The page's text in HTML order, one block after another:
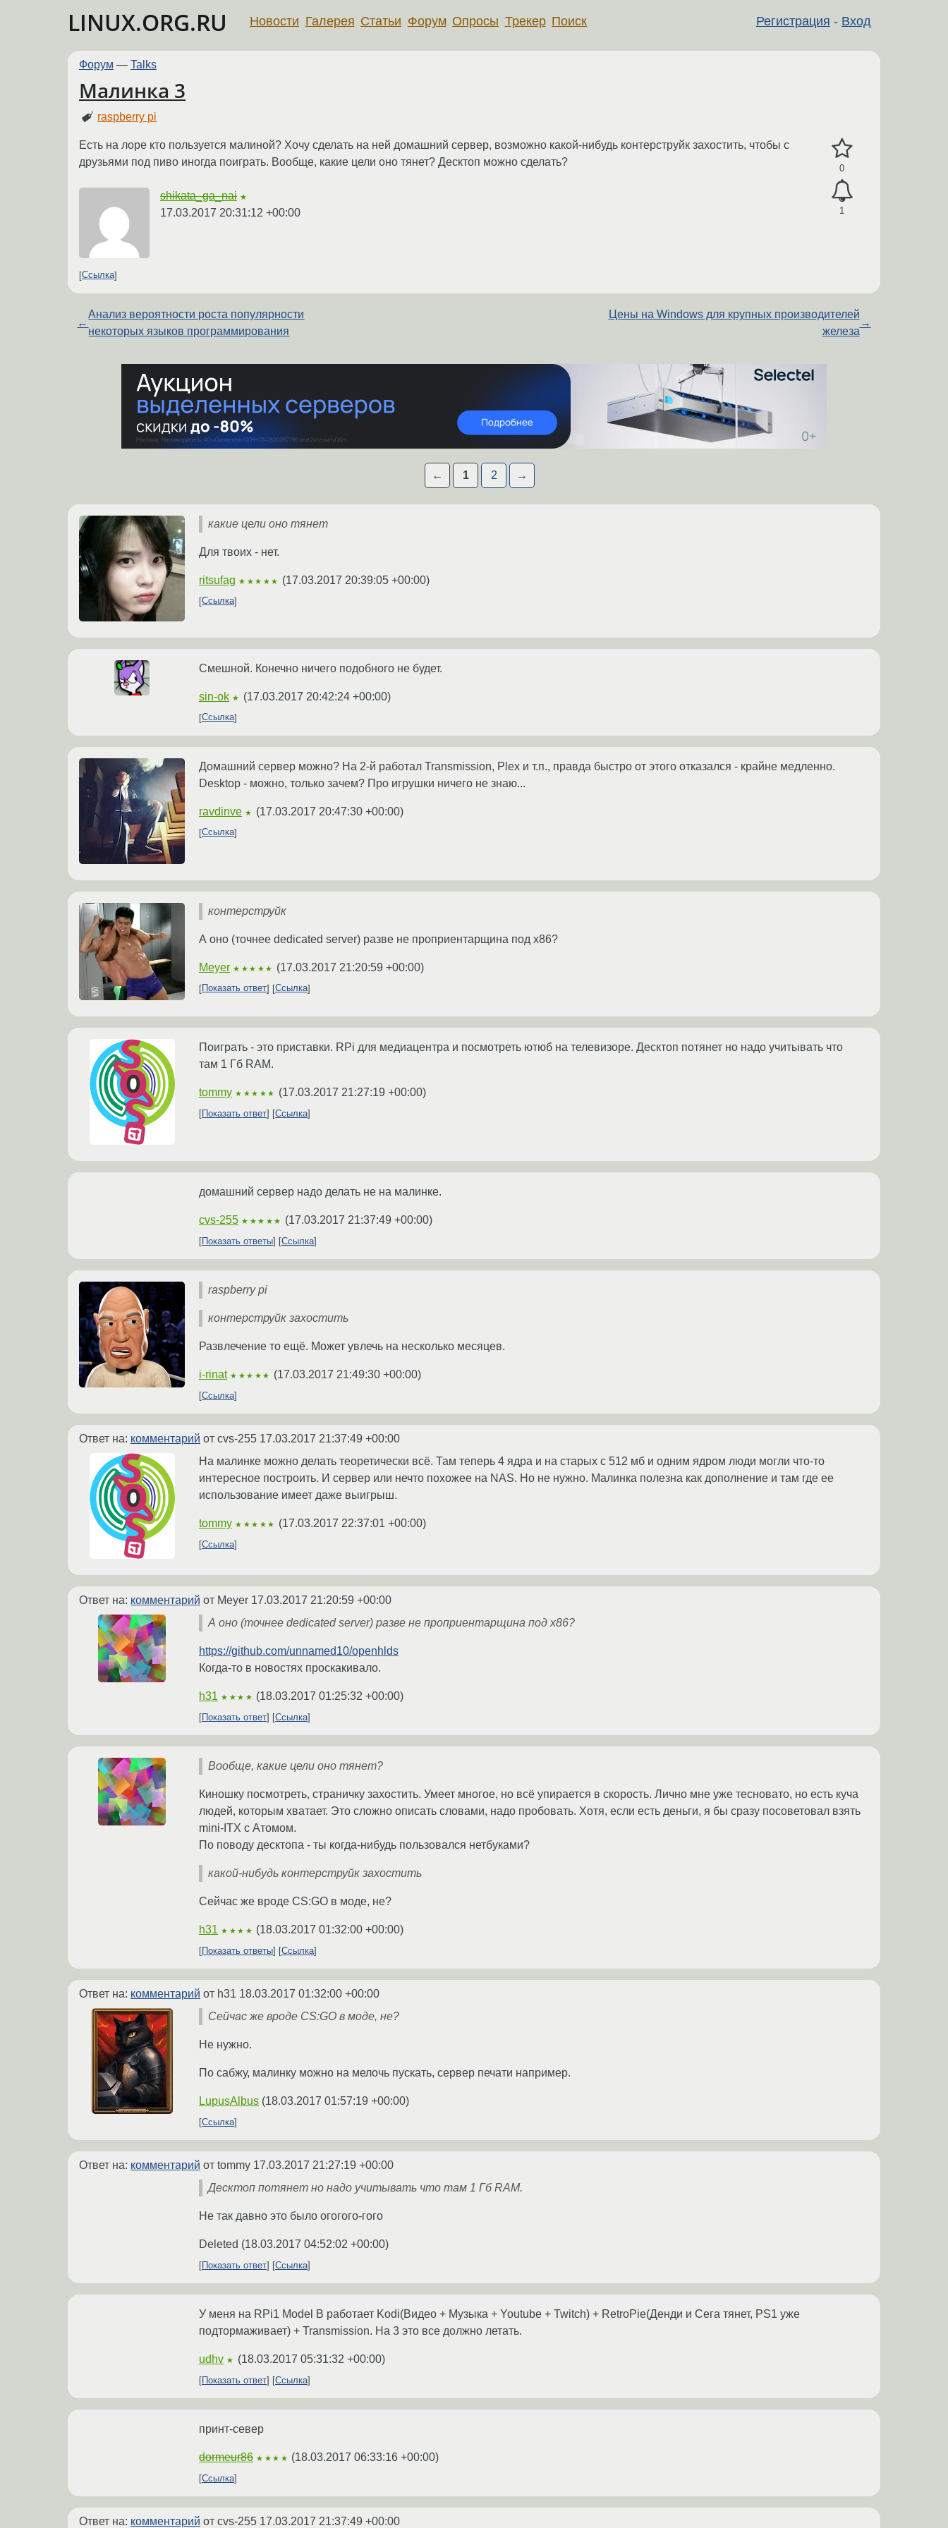
LINUX.ORG.RU Регистрация - Вход
Новости Галерея Статьи Форум Опросы Трекер Поиск
Форум — Talks
Малинка 3
raspberry pi
0
1
Есть на лоре кто пользуется малиной? Хочу сделать на ней домашний сервер, возможно какой-нибудь контерструйк захостить, чтобы с
друзьями под пиво иногда поиграть. Вообще, какие цели оно тянет? Десктоп можно сделать?
shikata_ga_nai ★
17.03.2017 20:31:12 +00:00
Ссылка
←
Анализ вероятности роста популярности
некоторых языков программирования
Цены на Windows для крупных производителей
железа
→
← 1 2 →
какие цели оно тянет
Для твоих - нет.
ritsufag ★★★★★ (17.03.2017 20:39:05 +00:00)
Ссылка
Смешной. Конечно ничего подобного не будет.
sin-ok ★ (17.03.2017 20:42:24 +00:00)
Ссылка
Домашний сервер можно? На 2-й работал Transmission, Plex и т.п., правда быстро от этого отказался - крайне медленно.
Desktop - можно, только зачем? Про игрушки ничего не знаю...
ravdinve ★ (17.03.2017 20:47:30 +00:00)
Ссылка
контерструйк
А оно (точнее dedicated server) разве не проприентарщина под x86?
Meyer ★★★★★ (17.03.2017 21:20:59 +00:00)
Показать ответ Ссылка
Поиграть - это приставки. RPi для медиацентра и посмотреть ютюб на телевизоре. Десктоп потянет но надо учитывать что
там 1 Гб RAM.
tommy ★★★★★ (17.03.2017 21:27:19 +00:00)
Показать ответ Ссылка
домашний сервер надо делать не на малинке.
cvs-255 ★★★★★ (17.03.2017 21:37:49 +00:00)
Показать ответы Ссылка
raspberry pi
контерструйк захостить
Развлечение то ещё. Может увлечь на несколько месяцев.
i-rinat ★★★★★ (17.03.2017 21:49:30 +00:00)
Ссылка
Ответ на: комментарий от cvs-255 17.03.2017 21:37:49 +00:00
На малинке можно делать теоретически всё. Там теперь 4 ядра и на старых с 512 мб и одним ядром люди могли что-то
интересное построить. И сервер или нечто похожее на NAS. Но не нужно. Малинка полезна как дополнение и там где ее
использование имеет даже выигрыш.
tommy ★★★★★ (17.03.2017 22:37:01 +00:00)
Ссылка
Ответ на: комментарий от Meyer 17.03.2017 21:20:59 +00:00
А оно (точнее dedicated server) разве не проприентарщина под x86?
https://github.com/unnamed10/openhlds
Когда-то в новостях проскакивало.
h31 ★★★★ (18.03.2017 01:25:32 +00:00)
Показать ответ Ссылка
Вообще, какие цели оно тянет?
Киношку посмотреть, страничку захостить. Умеет многое, но всё упирается в скорость. Лично мне уже тесновато, но есть куча
людей, которым хватает. Это сложно описать словами, надо пробовать. Хотя, если есть деньги, я бы сразу посоветовал взять
mini-ITX с Атомом.
По поводу десктопа - ты когда-нибудь пользовался нетбуками?
какой-нибудь контерструйк захостить
Сейчас же вроде CS:GO в моде, не?
h31 ★★★★ (18.03.2017 01:32:00 +00:00)
Показать ответы Ссылка
Ответ на: комментарий от h31 18.03.2017 01:32:00 +00:00
Сейчас же вроде CS:GO в моде, не?
Не нужно.
По сабжу, малинку можно на мелочь пускать, сервер печати например.
LupusAlbus (18.03.2017 01:57:19 +00:00)
Ссылка
Ответ на: комментарий от tommy 17.03.2017 21:27:19 +00:00
Десктоп потянет но надо учитывать что там 1 Гб RAM.
Не так давно это было огогого-гого
Deleted (18.03.2017 04:52:02 +00:00)
Показать ответ Ссылка
У меня на RPi1 Model B работает Kodi(Видео + Музыка + Youtube + Twitch) + RetroPie(Денди и Сега тянет, PS1 уже
подтормаживает) + Transmission. На 3 это все должно летать.
udhv ★ (18.03.2017 05:31:32 +00:00)
Показать ответ Ссылка
принт-север
dormeur86 ★★★★ (18.03.2017 06:33:16 +00:00)
Ссылка
Ответ на: комментарий от cvs-255 17.03.2017 21:37:49 +00:00